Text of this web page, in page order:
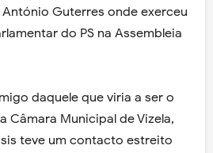
Guterres onde exerceu
do PS na Assembleia
daquele que viria a ser o
Câmara Municipal de Vizela,
teve um contacto estreito